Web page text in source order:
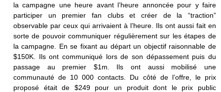
la campagne une heure avant l’heure annoncée pour y faire
participer un premier fan clubs et créer de la “traction”
observable par ceux qui arrivaient à l’heure. Ils ont aussi fait en
sorte de pouvoir communiquer régulièrement sur les étapes de
la campagne. En se fixant au départ un objectif raisonnable de
$150K. Ils ont communiqué lors de son dépassement puis du
passage au premier $1m. Ils ont aussi mobilisé une
communauté de 10 000 contacts. Du côté de l’offre, le prix
proposé était de $249 pour un produit dont le prix public